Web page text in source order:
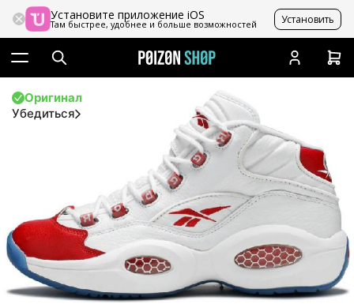
Установите приложение iOS
Там быстрее, удобнее и больше возможностей Установить
Оригинал
Убедиться